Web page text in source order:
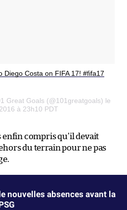
Diego Costa on FIFA 17! #fifa17
Great Goals (@101greatgoals) le
à 23h10 PDT
enfin compris qu’il devait
du terrain pour ne pas
nouvelles absences avant la